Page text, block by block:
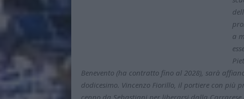
a
Benevento (ha contratto fino al 2028), sarà
dodicesimo. Vincenzo Fiorillo, il portiere con più
cenno da Sebastiani per liberarsi dalla